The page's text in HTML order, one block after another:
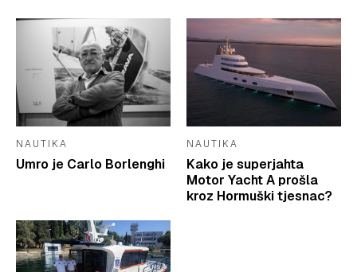
NAUTIKA
Umro je Carlo Borlenghi
NAUTIKA
Kako je superjahta
Motor Yacht A prošla
kroz Hormuški tjesnac?